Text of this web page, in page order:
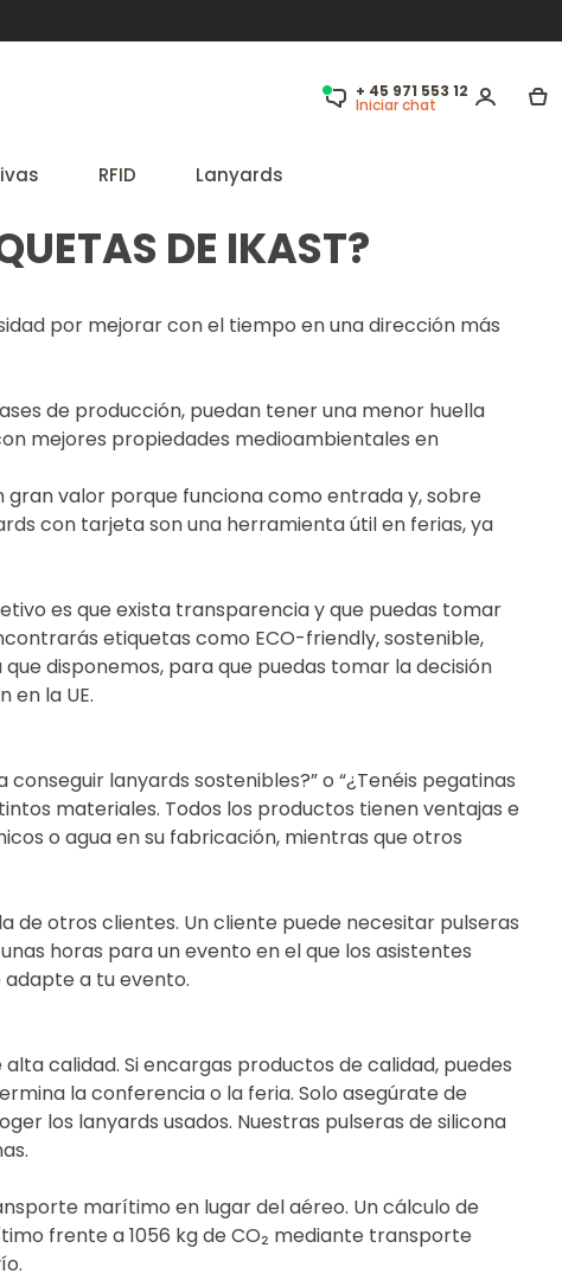
+ 45 971 553 12
Iniciar chat
RFID Lanyards
DE IKAST?
por mejorar con el tiempo en una dirección más
de producción, puedan tener una menor huella
mejores propiedades medioambientales en
valor porque funciona como entrada y, sobre
con tarjeta son una herramienta útil en ferias, ya
es que exista transparencia y que puedas tomar
etiquetas como ECO-friendly, sostenible,
disponemos, para que puedas tomar la decisión
la UE.
lanyards sostenibles?” o “¿Tenéis pegatinas
materiales. Todos los productos tienen ventajas e
o agua en su fabricación, mientras que otros
de otros clientes. Un cliente puede necesitar pulseras
horas para un evento en el que los asistentes
a tu evento.
calidad. Si encargas productos de calidad, puedes
la conferencia o la feria. Solo asegúrate de
los lanyards usados. Nuestras pulseras de silicona
marítimo en lugar del aéreo. Un cálculo de
frente a 1056 kg de CO₂ mediante transporte